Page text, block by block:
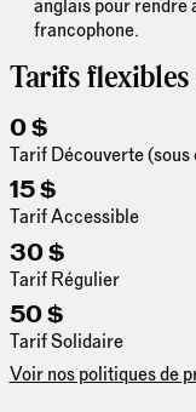
Tarifs
Tarif Découverte
0 $
Tarif Accessible
15 $
Tarif Régulier
30 $
Tarif Solidaire
50 $
Voir nos politiques de
anglais pour rendre
francophone.